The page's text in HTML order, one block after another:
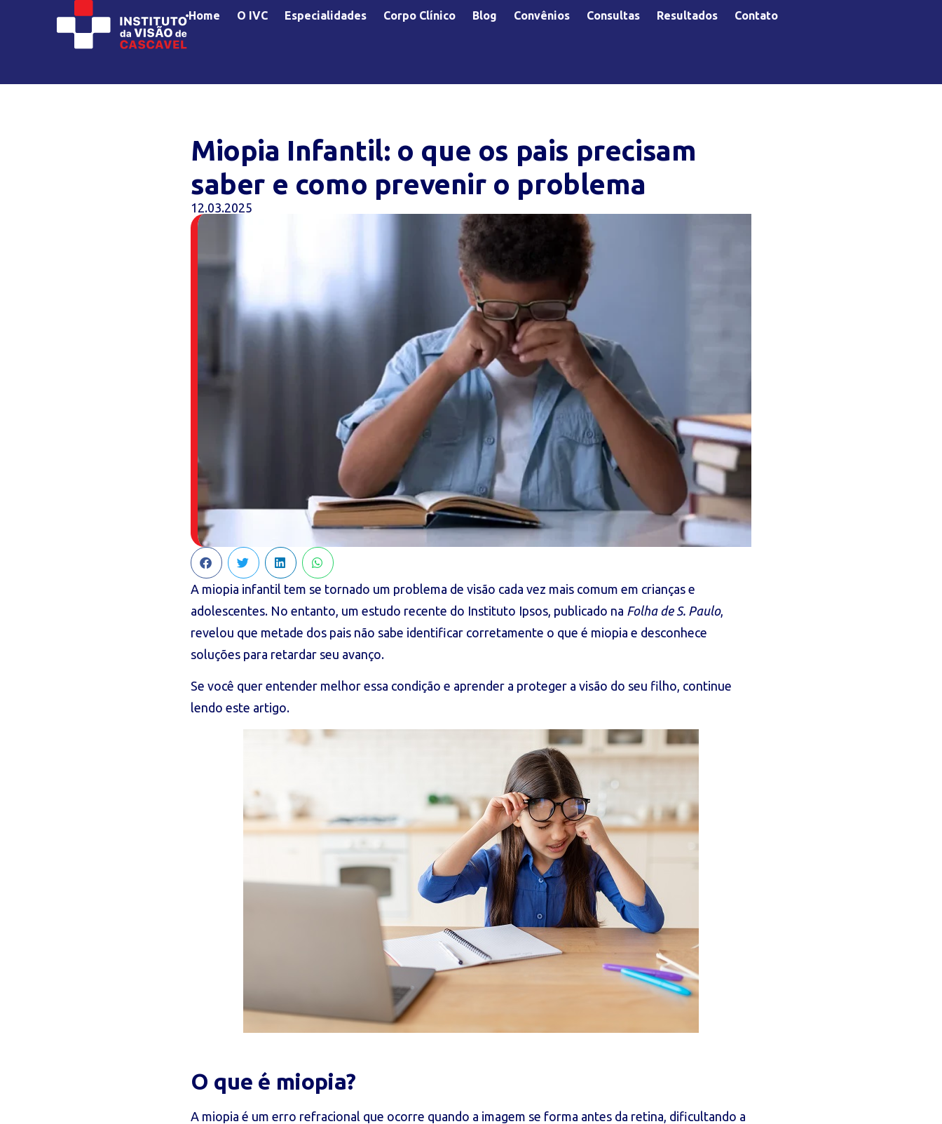
Home O IVC Especialidades Corpo Clínico Blog Convênios Consultas Resultados Contato
Miopia Infantil: o que os pais precisam
saber e como prevenir o problema
12.03.2025
A miopia infantil tem se tornado um problema de visão cada vez mais comum em crianças e
adolescentes. No entanto, um estudo recente do Instituto Ipsos, publicado na Folha de S. Paulo,
revelou que metade dos pais não sabe identificar corretamente o que é miopia e desconhece
soluções para retardar seu avanço.
Se você quer entender melhor essa condição e aprender a proteger a visão do seu filho, continue
lendo este artigo.
O que é miopia?
A miopia é um erro refracional que ocorre quando a imagem se forma antes da retina, dificultando a